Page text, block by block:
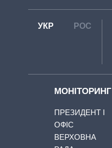
УКР РОС
МОНІТОРИНГ
ПРЕЗИДЕНТ І
ОФІС
ВЕРХОВНА